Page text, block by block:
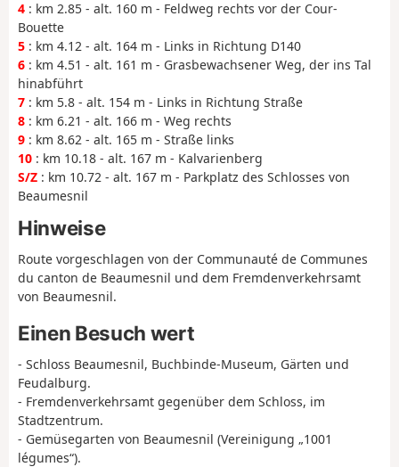
4 : km 2.85 - alt. 160 m - Feldweg rechts vor der Cour-
Bouette
5 : km 4.12 - alt. 164 m - Links in Richtung D140
6 : km 4.51 - alt. 161 m - Grasbewachsener Weg, der ins Tal
hinabführt
7 : km 5.8 - alt. 154 m - Links in Richtung Straße
8 : km 6.21 - alt. 166 m - Weg rechts
9 : km 8.62 - alt. 165 m - Straße links
10 : km 10.18 - alt. 167 m - Kalvarienberg
S/Z : km 10.72 - alt. 167 m - Parkplatz des Schlosses von
Beaumesnil
Hinweise
Route vorgeschlagen von der Communauté de Communes
du canton de Beaumesnil und dem Fremdenverkehrsamt
von Beaumesnil.
Einen Besuch wert
- Schloss Beaumesnil, Buchbinde-Museum, Gärten und
Feudalburg.
- Fremdenverkehrsamt gegenüber dem Schloss, im
Stadtzentrum.
- Gemüsegarten von Beaumesnil (Vereinigung „1001
légumes“).